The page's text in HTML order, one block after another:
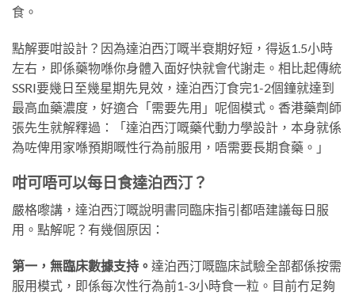
食。
點解要咁設計？因為達泊西汀嘅半衰期好短，得返1.5小時
左右，即係藥物喺你身體入面好快就會代謝走。相比起傳統
SSRI要幾日至幾星期先見效，達泊西汀食完1-2個鐘就達到
最高血藥濃度，好適合「需要先用」呢個模式。香港藥劑師
張先生就解釋過：「達泊西汀嘅藥代動力學設計，本身就係
為咗俾用家喺預期嘅性行為前服用，唔需要長期食藥。」
咁可唔可以每日食達泊西汀？
嚴格嚟講，達泊西汀嘅說明書同臨床指引都唔建議每日服
用。點解呢？有幾個原因：
第一，無臨床數據支持。 達泊西汀嘅臨床試驗全部都係按需
服用模式，即係每次性行為前1-3小時食一粒。目前冇足夠